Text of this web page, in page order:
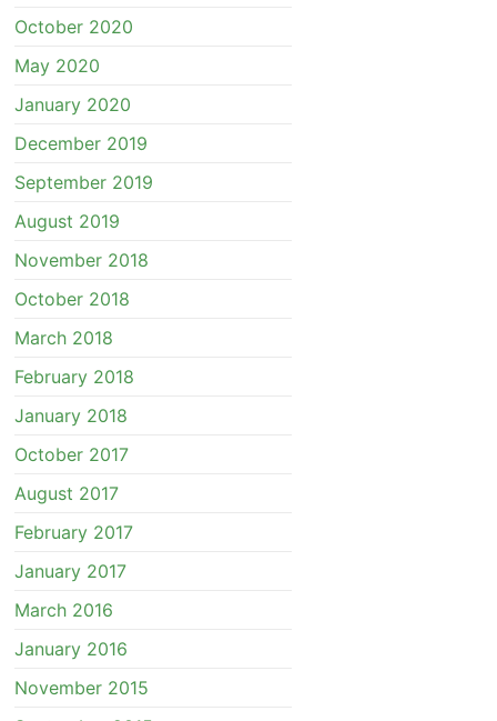
October 2020
May 2020
January 2020
December 2019
September 2019
August 2019
November 2018
October 2018
March 2018
February 2018
January 2018
October 2017
August 2017
February 2017
January 2017
March 2016
January 2016
November 2015